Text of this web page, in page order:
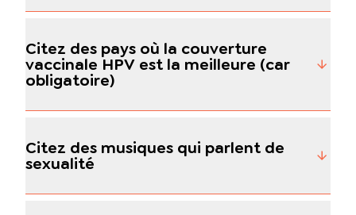
Citez des pays où la couverture
vaccinale HPV est la meilleure (car
obligatoire)
Citez des musiques qui parlent de
sexualité